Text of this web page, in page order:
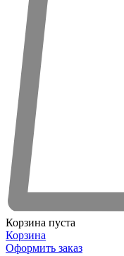
Корзина пуста
Корзина
Оформить заказ